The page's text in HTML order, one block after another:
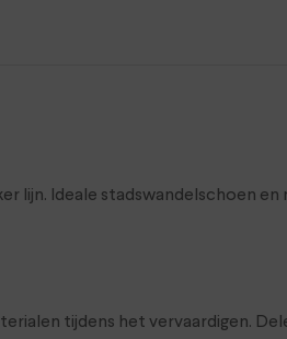
lijn. Ideale stadswandelschoen
tijdens het vervaardigen.